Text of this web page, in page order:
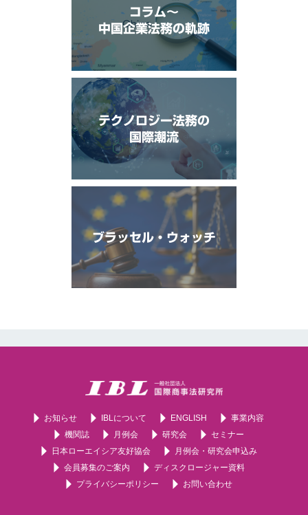
コラム〜
中国企業法務の軌跡
テクノロジー法務の
国際潮流
ブラッセル・ウォッチ
お知らせ IBLについて ENGLISH
事業内容
機関誌
月例会 研究会
セミナー
日本ローエイシア友好協会
月例会・研究会申込み
会員募集のご案内
ディスクロージャー資料
プライバシーポリシー
お問い合わせ